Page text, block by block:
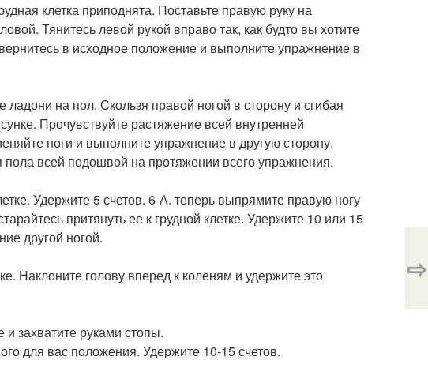
клетка приподнята. Поставьте правую руку на
Тянитесь левой рукой вправо так, как будто вы хотите
в исходное положение и выполните упражнение в
на пол. Скользя правой ногой в сторону и сгибая
Прочувствуйте растяжение всей внутренней
ноги и выполните упражнение в другую сторону.
всей подошвой на протяжении всего упражнения.
Удержите 5 счетов. 6-А. теперь выпрямите правую ногу
притянуть ее к грудной клетке. Удержите 10 или 15
другой ногой.
Наклоните голову вперед к коленям и удержите это
и захватите руками стопы.
для вас положения. Удержите 10-15 счетов.
⇨